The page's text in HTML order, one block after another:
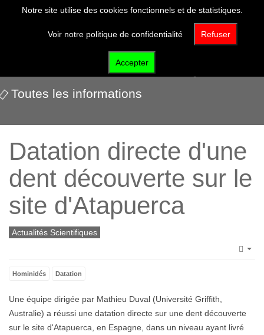
Actualités scientifiques
Toutes les informations
Datation directe d'une
dent découverte sur le
site d'Atapuerca
Actualités Scientifiques
Hominidés Datation
Une équipe dirigée par Mathieu Duval (Université Griffith,
Australie) a réussi une datation directe sur une dent découverte
sur le site d'Atapuerca, en Espagne, dans un niveau ayant livré
Notre site utilise des cookies fonctionnels et de statistiques.
Voir notre politique de confidentialité Refuser
Accepter